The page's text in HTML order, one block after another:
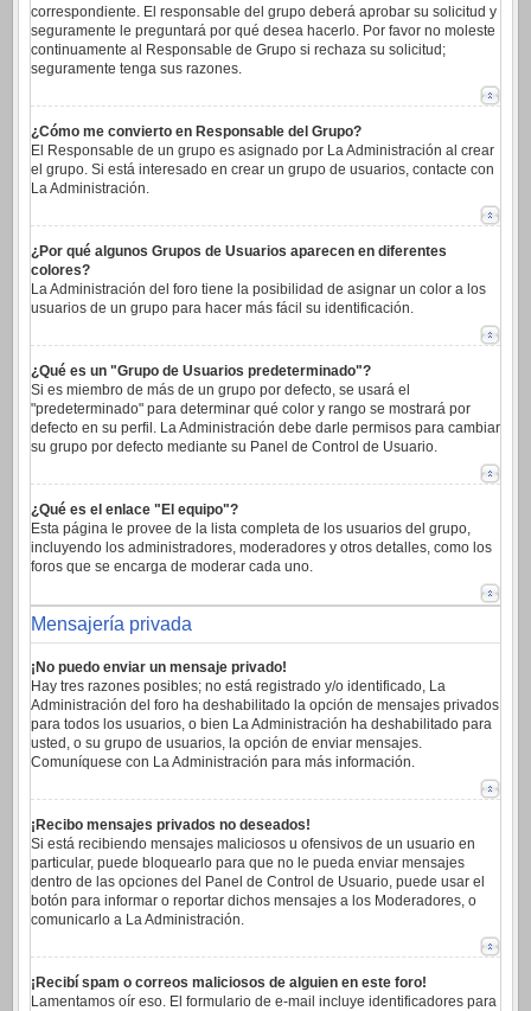
correspondiente. El responsable del grupo deberá aprobar su solicitud y
seguramente le preguntará por qué desea hacerlo. Por favor no moleste
continuamente al Responsable de Grupo si rechaza su solicitud;
seguramente tenga sus razones.
¿Cómo me convierto en Responsable del Grupo?
El Responsable de un grupo es asignado por La Administración al crear
el grupo. Si está interesado en crear un grupo de usuarios, contacte con
La Administración.
¿Por qué algunos Grupos de Usuarios aparecen en diferentes
colores?
La Administración del foro tiene la posibilidad de asignar un color a los
usuarios de un grupo para hacer más fácil su identificación.
¿Qué es un "Grupo de Usuarios predeterminado"?
Si es miembro de más de un grupo por defecto, se usará el
"predeterminado" para determinar qué color y rango se mostrará por
defecto en su perfil. La Administración debe darle permisos para cambiar
su grupo por defecto mediante su Panel de Control de Usuario.
¿Qué es el enlace "El equipo"?
Esta página le provee de la lista completa de los usuarios del grupo,
incluyendo los administradores, moderadores y otros detalles, como los
foros que se encarga de moderar cada uno.
Mensajería privada
¡No puedo enviar un mensaje privado!
Hay tres razones posibles; no está registrado y/o identificado, La
Administración del foro ha deshabilitado la opción de mensajes privados
para todos los usuarios, o bien La Administración ha deshabilitado para
usted, o su grupo de usuarios, la opción de enviar mensajes.
Comuníquese con La Administración para más información.
¡Recibo mensajes privados no deseados!
Si está recibiendo mensajes maliciosos u ofensivos de un usuario en
particular, puede bloquearlo para que no le pueda enviar mensajes
dentro de las opciones del Panel de Control de Usuario, puede usar el
botón para informar o reportar dichos mensajes a los Moderadores, o
comunicarlo a La Administración.
¡Recibí spam o correos maliciosos de alguien en este foro!
Lamentamos oír eso. El formulario de e-mail incluye identificadores para